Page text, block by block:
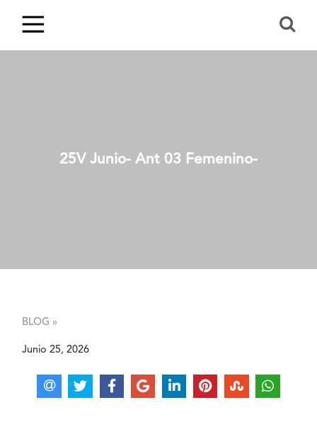
25V Junio- Ant 03 Femenino-
BLOG »
Junio 25, 2026